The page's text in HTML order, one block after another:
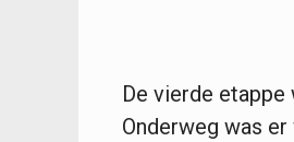
De vierde
Onderweg was